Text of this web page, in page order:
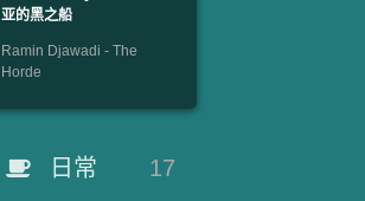
亚的黑之船
Ramin Djawadi - The
Horde
日常 17